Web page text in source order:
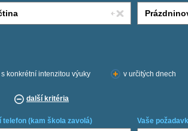
s konkrétní intenzitou výuky v určitých dnech
další kritéria
telefon (kam škola zavolá) Vaše